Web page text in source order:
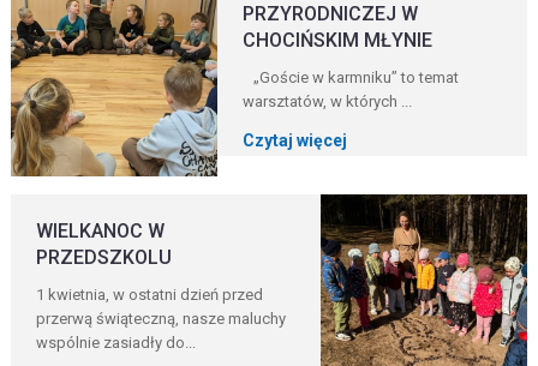
PRZYRODNICZEJ W
CHOCIŃSKIM MŁYNIE
„Goście w karmniku” to temat
warsztatów, w których ...
Czytaj więcej
WIELKANOC W
PRZEDSZKOLU
1 kwietnia, w ostatni dzień przed
przerwą świąteczną, nasze maluchy
wspólnie zasiadły do...